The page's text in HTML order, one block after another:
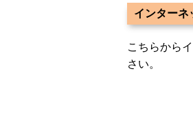
インターネ
こちらから
さい。